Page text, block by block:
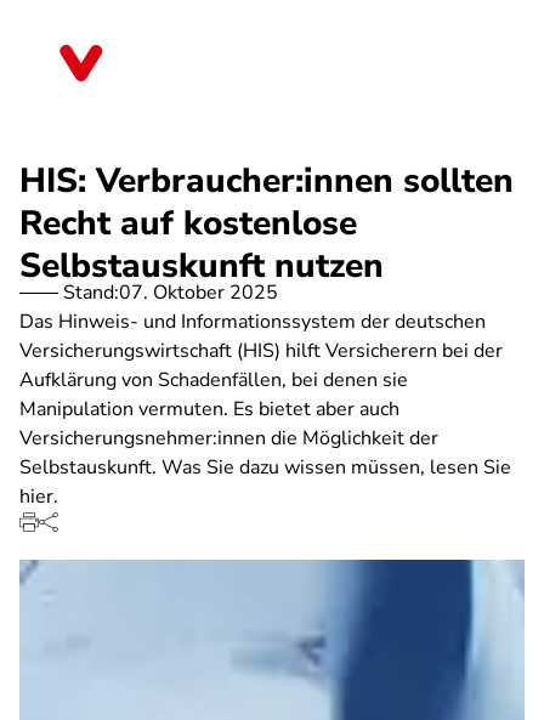
HIS: Verbraucher:innen sollten
Recht auf kostenlose
Selbstauskunft nutzen
Stand:07. Oktober 2025
Das Hinweis- und Informationssystem der deutschen
Versicherungswirtschaft (HIS) hilft Versicherern bei der
Aufklärung von Schadenfällen, bei denen sie
Manipulation vermuten. Es bietet aber auch
Versicherungsnehmer:innen die Möglichkeit der
Selbstauskunft. Was Sie dazu wissen müssen, lesen Sie
hier.